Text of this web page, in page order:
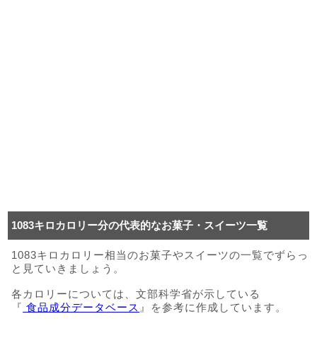
1083キロカロリー分の代表的なお菓子・スイーツ一覧
1083キロカロリー相当のお菓子やスイーツの一覧でずらっ
と見ていきましょう。
各カロリーについては、文部科学省が示している
『 食品成分データベース 』を参考に作成しています。